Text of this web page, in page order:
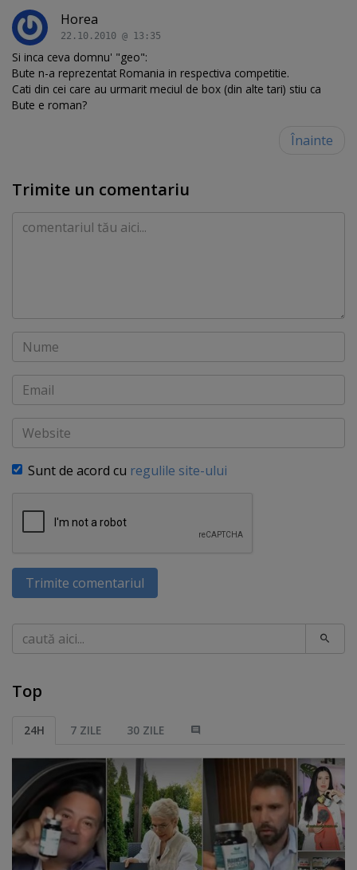
Horea
22.10.2010 @ 13:35
Si inca ceva domnu' "geo":
Bute n-a reprezentat Romania in respectiva competitie.
Cati din cei care au urmarit meciul de box (din alte tari) stiu ca
Bute e roman?
Înainte
Trimite un comentariu
Comentariu
Nume
Email
Website
Sunt de acord cu regulile site-ului
Trimite comentariul
Caută
Top
24H 7 ZILE 30 ZILE